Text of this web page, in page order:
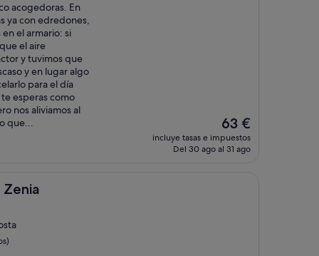
acogedoras. En
ya con edredones,
el armario: si
el aire
y tuvimos que
y en lugar algo
para el día
esperas como
nos aliviamos al
que...
El
precio
actual
63 €
incluye tasas e impuestos
Del 30 ago al 31 ago